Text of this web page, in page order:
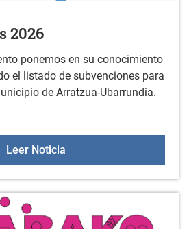
2026
ponemos en su conocimiento
el listado de subvenciones para
de Arratzua-Ubarrundia.
Leer NoticiaSubvenciones 2026